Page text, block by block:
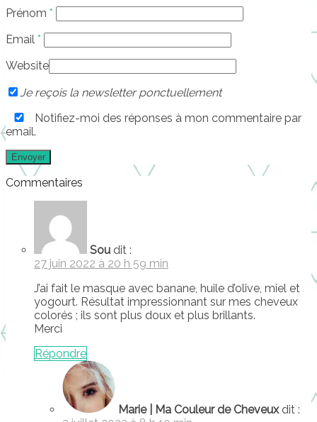
Prénom *
Email *
Website
Je reçois la newsletter ponctuellement
Notifiez-moi des réponses à mon commentaire par
email.
Commentaires
Sou dit :
27 juin 2022 à 20 h 59 min
J’ai fait le masque avec banane, huile d’olive, miel et
yogourt. Résultat impressionnant sur mes cheveux
colorés ; ils sont plus doux et plus brillants.
Merci
Répondre
Marie | Ma Couleur de Cheveux dit :